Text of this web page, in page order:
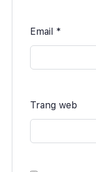
Email *
Trang web